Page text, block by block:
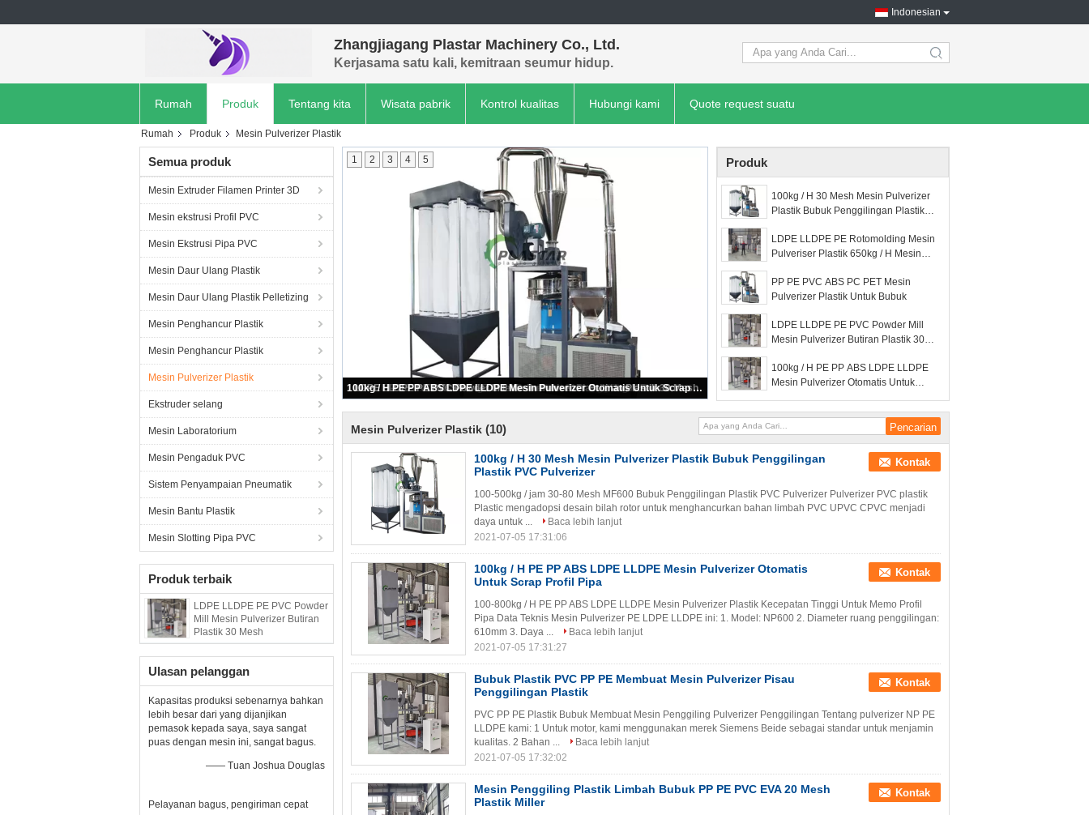
Indonesian
Zhangjiagang Plastar Machinery Co., Ltd.
Kerjasama satu kali, kemitraan seumur hidup. search
Rumah Produk Tentang kita Wisata pabrik Kontrol kualitas Hubungi kami Quote request suatu
Rumah Produk Mesin Pulverizer Plastik
Semua produk
Mesin Extruder Filamen Printer 3D
Mesin ekstrusi Profil PVC
Mesin Ekstrusi Pipa PVC
Mesin Daur Ulang Plastik
Mesin Daur Ulang Plastik Pelletizing
Mesin Penghancur Plastik
Mesin Penghancur Plastik
Mesin Pulverizer Plastik
Ekstruder selang
Mesin Laboratorium
Mesin Pengaduk PVC
Sistem Penyampaian Pneumatik
Mesin Bantu Plastik
Mesin Slotting Pipa PVC
Produk terbaik
LDPE LLDPE PE PVC Powder
Mill Mesin Pulverizer Butiran
Plastik 30 Mesh
Ulasan pelanggan
Kapasitas produksi sebenarnya bahkan
lebih besar dari yang dijanjikan
pemasok kepada saya, saya sangat
puas dengan mesin ini, sangat bagus.
—— Tuan Joshua Douglas
Pelayanan bagus, pengiriman cepat
100kg / H 30 Mesh Mesin Pulverizer Plastik Bubuk Penggilingan Plastik PVC Pulverizer
1 2 3 4 5 Produk
100kg / H 30 Mesh Mesin Pulverizer
Plastik Bubuk Penggilingan Plastik
LDPE LLDPE PE Rotomolding Mesin
Pulveriser Plastik 650kg / H Mesin
PP PE PVC ABS PC PET Mesin
Pulverizer Plastik Untuk Bubuk
LDPE LLDPE PE PVC Powder Mill
Mesin Pulverizer Butiran Plastik 30
100kg / H PE PP ABS LDPE LLDPE
Mesin Pulverizer Otomatis Untuk
Mesin Pulverizer Plastik (10)
100kg / H 30 Mesh Mesin Pulverizer Plastik Bubuk Penggilingan
Plastik PVC Pulverizer
Kontak
100-500kg / jam 30-80 Mesh MF600 Bubuk Penggilingan Plastik PVC Pulverizer Pulverizer PVC plastik
Plastic mengadopsi desain bilah rotor untuk menghancurkan bahan limbah PVC UPVC CPVC menjadi
daya untuk ...
Baca lebih lanjut
2021-07-05 17:31:06
100kg / H PE PP ABS LDPE LLDPE Mesin Pulverizer Otomatis
Untuk Scrap Profil Pipa
Kontak
100-800kg / H PE PP ABS LDPE LLDPE Mesin Pulverizer Plastik Kecepatan Tinggi Untuk Memo Profil
Pipa Data Teknis Mesin Pulverizer PE LDPE LLDPE ini: 1. Model: NP600 2. Diameter ruang penggilingan:
610mm 3. Daya ...
Baca lebih lanjut
2021-07-05 17:31:27
Bubuk Plastik PVC PP PE Membuat Mesin Pulverizer Pisau
Penggilingan Plastik
Kontak
PVC PP PE Plastik Bubuk Membuat Mesin Penggiling Pulverizer Penggilingan Tentang pulverizer NP PE
LLDPE kami: 1 Untuk motor, kami menggunakan merek Siemens Beide sebagai standar untuk menjamin
kualitas. 2 Bahan ...
Baca lebih lanjut
2021-07-05 17:32:02
Mesin Penggiling Plastik Limbah Bubuk PP PE PVC EVA 20 Mesh
Plastik Miller
Kontak